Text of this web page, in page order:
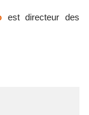
est directeur des